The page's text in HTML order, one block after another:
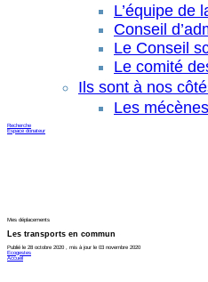
L’équipe de
Conseil
Le Conseil
Le comité
Ils sont à nos
Les
Recherche
Espace donateur
Mes déplacements
Les transports en commun
Publié le 28 octobre 2020 , mis à jour le 03 novembre 2020
Ecogestes
Accueil